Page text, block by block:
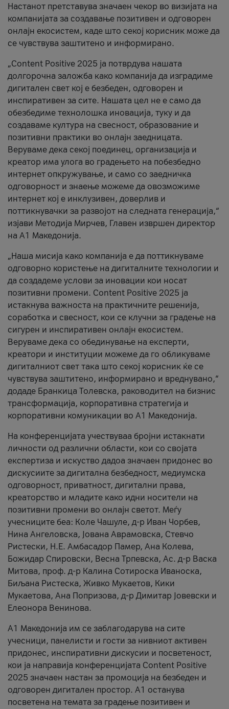
Настанот претставува значаен чекор во визијата на
компанијата за создавање позитивен и одговорен
онлајн екосистем, каде што секој корисник може да
се чувствува заштитено и информирано.
„Content Positive 2025 ја потврдува нашата
долгорочна заложба како компанија да изградиме
дигитален свет кој е безбеден, одговорен и
инспиративен за сите. Нашата цел не е само да
обезбедиме технолошка иновација, туку и да
создаваме култура на свесност, образование и
позитивни практики во онлајн заедницата.
Веруваме дека секој поединец, организација и
креатор има улога во градењето на побезбедно
интернет опкружување, и само со заедничка
одговорност и знаење можеме да овозможиме
интернет кој е инклузивен, доверлив и
поттикнувачки за развојот на следната генерација,“
изјави Методија Мирчев, Главен извршен директор
на А1 Македонија.
„Наша мисија како компанија е да поттикнуваме
одговорно користење на дигиталните технологии и
да создадеме услови за иновации кои носат
позитивни промени. Content Positive 2025 ја
истакнува важноста на практичните решенија,
соработка и свесност, кои се клучни за градење на
сигурен и инспиративен онлајн екосистем.
Веруваме дека со обединување на експерти,
креатори и институции можеме да го обликуваме
дигиталниот свет така што секој корисник ќе се
чувствува заштитено, информирано и вреднувано,“
додаде Бранкица Толевска, раководител на бизнис
трансформација, корпоративна стратегија и
корпоративни комуникации во А1 Македонија.
На конференцијата учествуваа бројни истакнати
личности од различни области, кои со својата
експертиза и искуство дадоа значаен придонес во
дискусиите за дигитална безбедност, медиумска
одговорност, приватност, дигитални права,
креаторство и младите како идни носители на
позитивни промени во онлајн светот. Меѓу
учесниците беа: Коле Чашуле, д-р Иван Чорбев,
Нина Ангеловска, Јована Аврамовска, Стевчо
Ристески, Н.Е. Амбасадор Памер, Ана Колева,
Божидар Спировски, Весна Трпевска, Ас. д-р Васка
Митова, проф. д-р Калина Сотироска Иваноска,
Биљана Ристеска, Живко Мукаетов, Кики
Мукаетова, Ана Попризова, д-р Димитар Јовевски и
Елеонора Венинова.
А1 Македонија им се заблагодарува на сите
учесници, панелисти и гости за нивниот активен
придонес, инспиративни дискусии и посветеност,
кои ја направија конференцијата Content Positive
2025 значаен настан за промоција на безбеден и
одговорен дигитален простор. А1 останува
посветена на темата за градење позитивен и